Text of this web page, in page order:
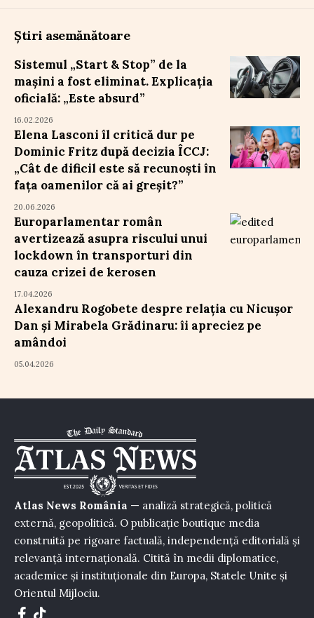
Știri asemănătoare
Sistemul „Start & Stop” de la
mașini a fost eliminat. Explicația
oficială: „Este absurd”
16.02.2026
Elena Lasconi îl critică dur pe
Dominic Fritz după decizia ÎCCJ:
„Cât de dificil este să recunoști în
fața oamenilor că ai greșit?”
20.06.2026
Europarlamentar român
avertizează asupra riscului unui
lockdown în transporturi din
cauza crizei de kerosen
17.04.2026
Alexandru Rogobete despre relația cu Nicușor
Dan și Mirabela Grădinaru: îi apreciez pe
amândoi
05.04.2026
Atlas News România — analiză strategică, politică
externă, geopolitică. O publicație boutique media
construită pe rigoare factuală, independență editorială și
relevanță internațională. Citită în medii diplomatice,
academice și instituționale din Europa, Statele Unite și
Orientul Mijlociu.